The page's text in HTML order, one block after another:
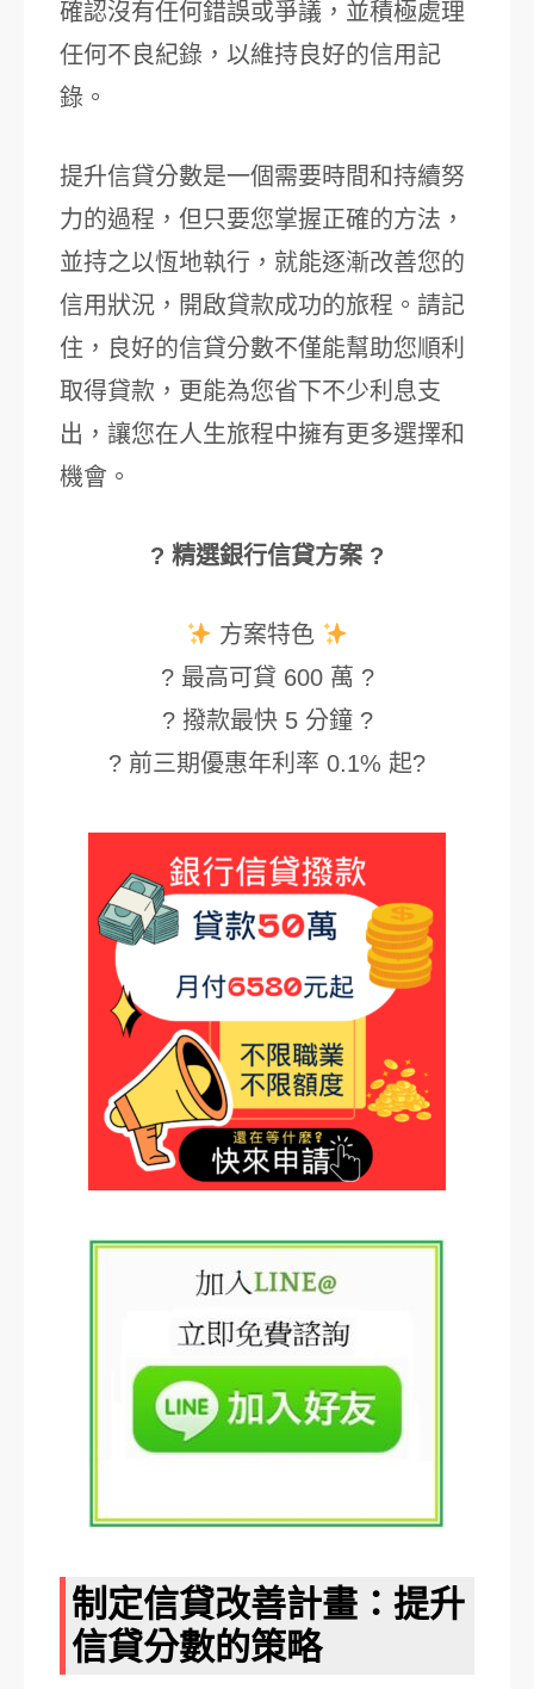
確認沒有任何錯誤或爭議，並積極處理
任何不良紀錄，以維持良好的信用記
錄。
提升信貸分數是一個需要時間和持續努
力的過程，但只要您掌握正確的方法，
並持之以恆地執行，就能逐漸改善您的
信用狀況，開啟貸款成功的旅程。請記
住，良好的信貸分數不僅能幫助您順利
取得貸款，更能為您省下不少利息支
出，讓您在人生旅程中擁有更多選擇和
機會。
? 精選銀行信貸方案 ?
方案特色
? 最高可貸 600 萬 ?
? 撥款最快 5 分鐘 ?
? 前三期優惠年利率 0.1% 起?
制定信貸改善計畫：提升
信貸分數的策略